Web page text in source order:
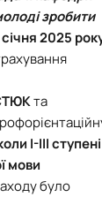
навичок жінок
у …
зробити
2025
та
І-ІІІ
мови
було